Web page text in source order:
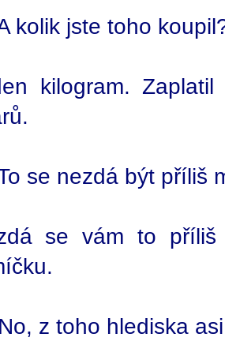
kolik jste toho
kilogram.
se nezdá být příliš
se vám to
z toho hlediska